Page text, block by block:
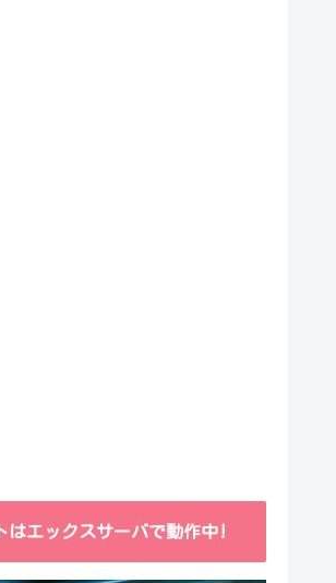
はエックスサーバで動作中!